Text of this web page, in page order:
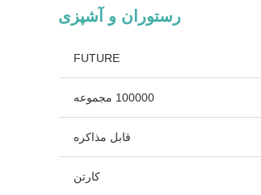
رستوران و آشپزی
FUTURE
100000 مجموعه
قابل مذاکره
کارتن